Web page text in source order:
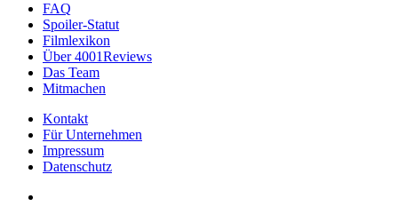
FAQ
Spoiler-Statut
Filmlexikon
Über 4001Reviews
Das Team
Mitmachen
Kontakt
Für Unternehmen
Impressum
Datenschutz